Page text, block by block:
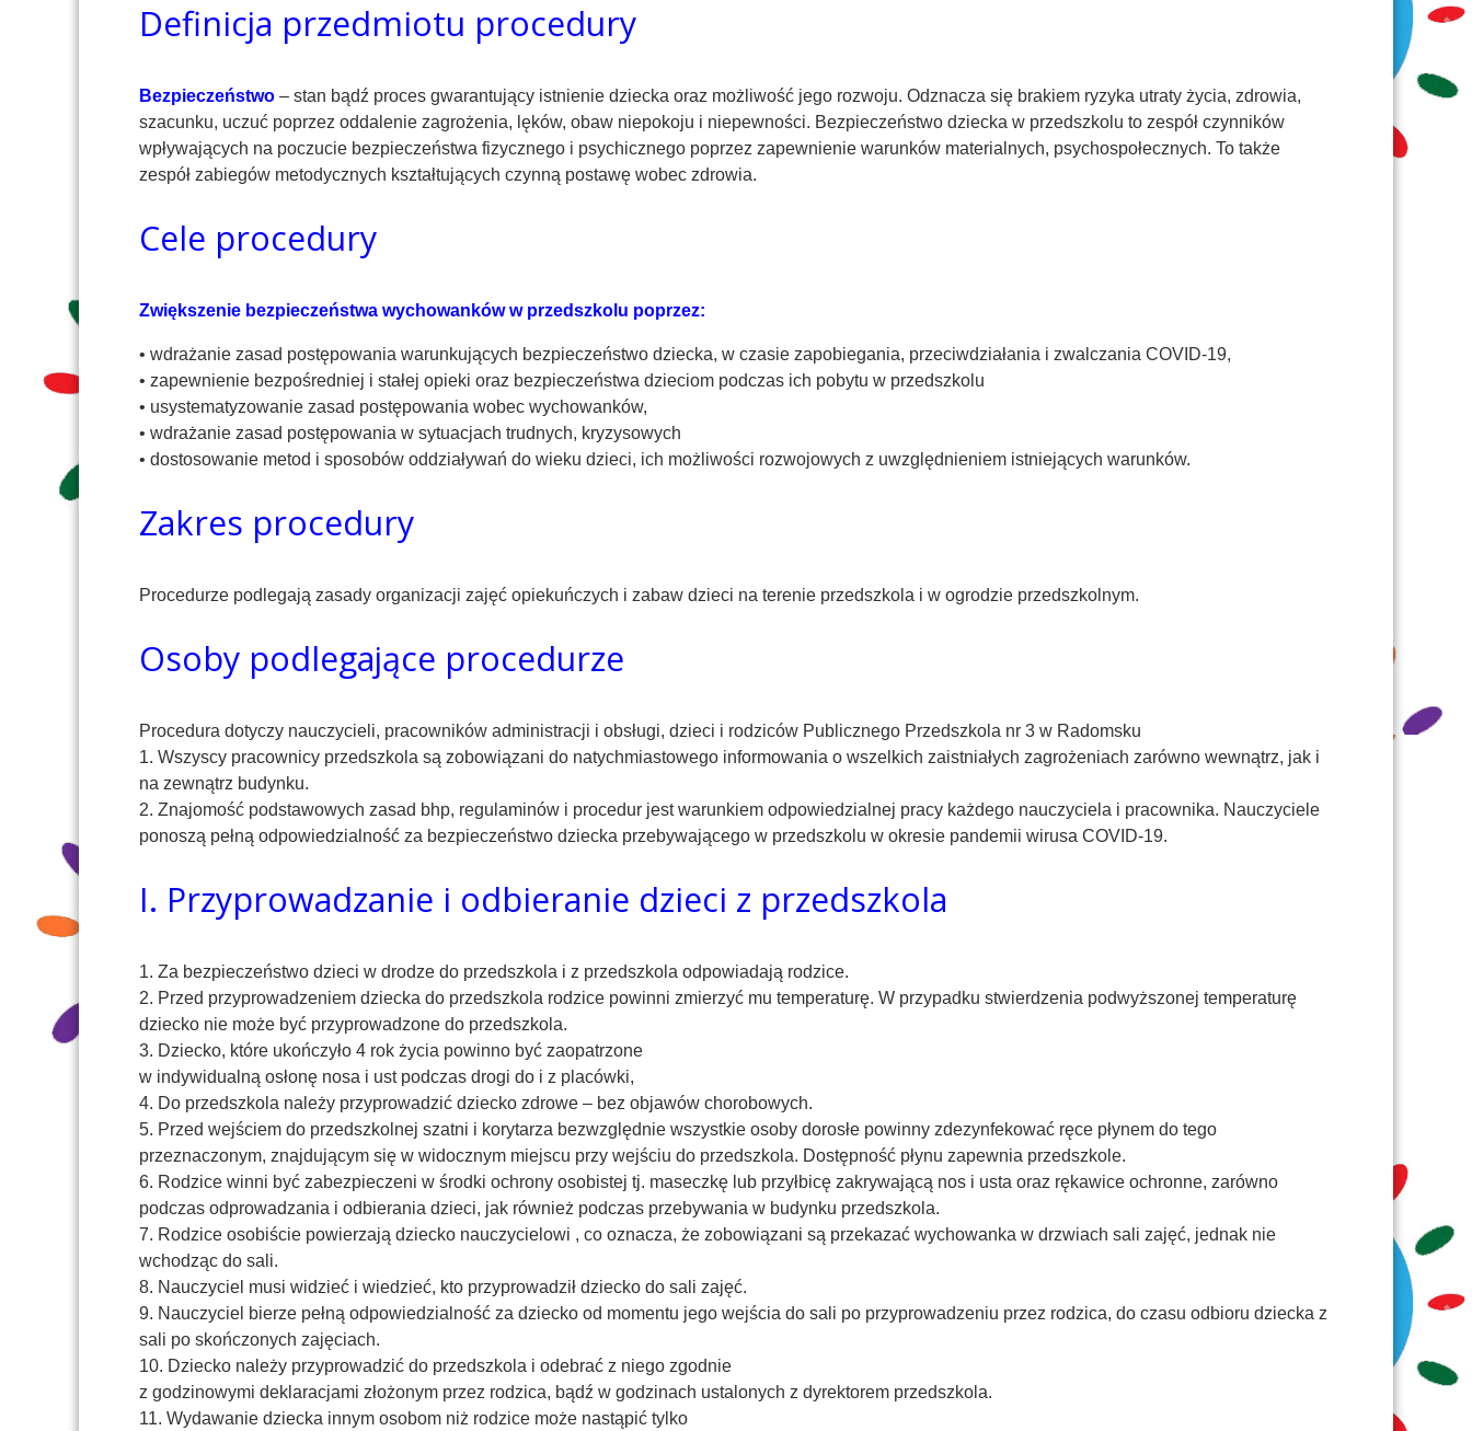
Definicja przedmiotu procedury
Bezpieczeństwo – stan bądź proces gwarantujący istnienie dziecka oraz możliwość jego rozwoju. Odznacza się brakiem ryzyka utraty życia, zdrowia,
szacunku, uczuć poprzez oddalenie zagrożenia, lęków, obaw niepokoju i niepewności. Bezpieczeństwo dziecka w przedszkolu to zespół czynników
wpływających na poczucie bezpieczeństwa fizycznego i psychicznego poprzez zapewnienie warunków materialnych, psychospołecznych. To także
zespół zabiegów metodycznych kształtujących czynną postawę wobec zdrowia.
Cele procedury
Zwiększenie bezpieczeństwa wychowanków w przedszkolu poprzez:
• wdrażanie zasad postępowania warunkujących bezpieczeństwo dziecka, w czasie zapobiegania, przeciwdziałania i zwalczania COVID-19,
• zapewnienie bezpośredniej i stałej opieki oraz bezpieczeństwa dzieciom podczas ich pobytu w przedszkolu
• usystematyzowanie zasad postępowania wobec wychowanków,
• wdrażanie zasad postępowania w sytuacjach trudnych, kryzysowych
• dostosowanie metod i sposobów oddziaływań do wieku dzieci, ich możliwości rozwojowych z uwzględnieniem istniejących warunków.
Zakres procedury
Procedurze podlegają zasady organizacji zajęć opiekuńczych i zabaw dzieci na terenie przedszkola i w ogrodzie przedszkolnym.
Osoby podlegające procedurze
Procedura dotyczy nauczycieli, pracowników administracji i obsługi, dzieci i rodziców Publicznego Przedszkola nr 3 w Radomsku
1. Wszyscy pracownicy przedszkola są zobowiązani do natychmiastowego informowania o wszelkich zaistniałych zagrożeniach zarówno wewnątrz, jak i
na zewnątrz budynku.
2. Znajomość podstawowych zasad bhp, regulaminów i procedur jest warunkiem odpowiedzialnej pracy każdego nauczyciela i pracownika. Nauczyciele
ponoszą pełną odpowiedzialność za bezpieczeństwo dziecka przebywającego w przedszkolu w okresie pandemii wirusa COVID-19.
I. Przyprowadzanie i odbieranie dzieci z przedszkola
1. Za bezpieczeństwo dzieci w drodze do przedszkola i z przedszkola odpowiadają rodzice.
2. Przed przyprowadzeniem dziecka do przedszkola rodzice powinni zmierzyć mu temperaturę. W przypadku stwierdzenia podwyższonej temperaturę
dziecko nie może być przyprowadzone do przedszkola.
3. Dziecko, które ukończyło 4 rok życia powinno być zaopatrzone
w indywidualną osłonę nosa i ust podczas drogi do i z placówki,
4. Do przedszkola należy przyprowadzić dziecko zdrowe – bez objawów chorobowych.
5. Przed wejściem do przedszkolnej szatni i korytarza bezwzględnie wszystkie osoby dorosłe powinny zdezynfekować ręce płynem do tego
przeznaczonym, znajdującym się w widocznym miejscu przy wejściu do przedszkola. Dostępność płynu zapewnia przedszkole.
6. Rodzice winni być zabezpieczeni w środki ochrony osobistej tj. maseczkę lub przyłbicę zakrywającą nos i usta oraz rękawice ochronne, zarówno
podczas odprowadzania i odbierania dzieci, jak również podczas przebywania w budynku przedszkola.
7. Rodzice osobiście powierzają dziecko nauczycielowi , co oznacza, że zobowiązani są przekazać wychowanka w drzwiach sali zajęć, jednak nie
wchodząc do sali.
8. Nauczyciel musi widzieć i wiedzieć, kto przyprowadził dziecko do sali zajęć.
9. Nauczyciel bierze pełną odpowiedzialność za dziecko od momentu jego wejścia do sali po przyprowadzeniu przez rodzica, do czasu odbioru dziecka z
sali po skończonych zajęciach.
10. Dziecko należy przyprowadzić do przedszkola i odebrać z niego zgodnie
z godzinowymi deklaracjami złożonym przez rodzica, bądź w godzinach ustalonych z dyrektorem przedszkola.
11. Wydawanie dziecka innym osobom niż rodzice może nastąpić tylko